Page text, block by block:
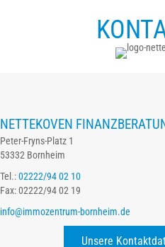
NETTEKOVEN
Peter-Fryns-Platz 1
53332 Bornheim
Tel.:02222/94 02 10
Fax: 02222/94 02 19
info@immozentrum-bornheim.de
Unsere